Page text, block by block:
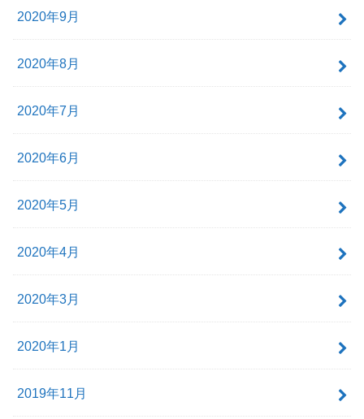
2020年9月
2020年8月
2020年7月
2020年6月
2020年5月
2020年4月
2020年3月
2020年1月
2019年11月